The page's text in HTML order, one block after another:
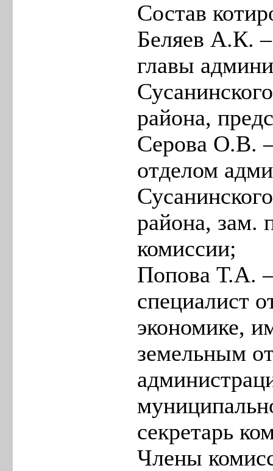
Состав
Беляев А.К.
главы
района,
Серова О.В.
отделом
района, зам.
комиссии;
Попова Т.А.
специалист
экономике,
земельным
секретарь
Члены